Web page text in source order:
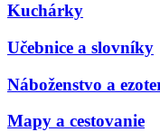
Kuchárky
Učebnice a slovníky
Náboženstvo a
Mapy a cestovanie